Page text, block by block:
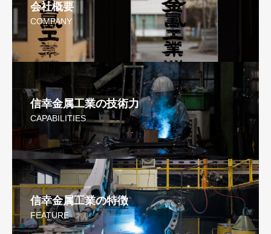
会社概要
COMPANY
信幸金属工業の技術力
CAPABILITIES
信幸金属工業の特徴
FEATURE